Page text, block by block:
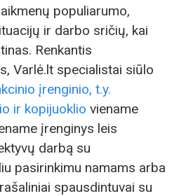
populiarumo,
ir darbo sričių, kai
Renkantis
Varlė.lt specialistai siūlo
įrenginio, t.y.
ir kopijuoklio viename
įrenginys leis
darbą su
pasirinkimu namams arba
spausdintuvai su